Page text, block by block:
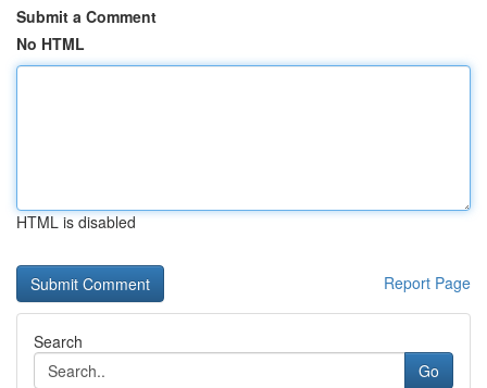
Submit a Comment
No HTML
HTML is disabled
Report Page
Search
Go